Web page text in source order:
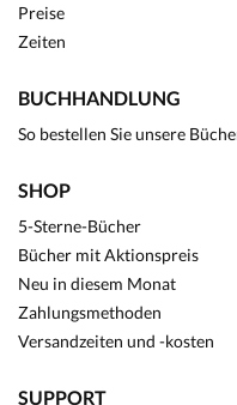
Preise
Zeiten
BUCHHANDLUNG
So bestellen Sie unsere
SHOP
5-Sterne-Bücher
Bücher mit Aktionspreis
Neu in diesem Monat
Zahlungsmethoden
Versandzeiten und -kosten
SUPPORT